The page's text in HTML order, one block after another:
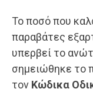
Το ποσό που
παραβάτες
υπερβεί το
σημειώθηκε το
τον Κώδικα